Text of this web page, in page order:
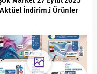
Aktüel İndirimli Ürünler